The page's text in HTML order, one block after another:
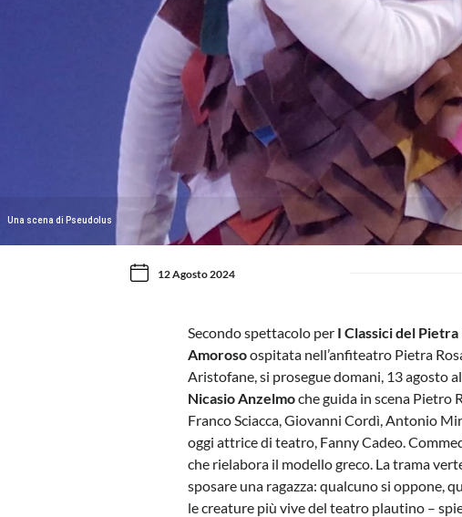
Una scena di Pseudolus
12 Agosto 2024
Secondo spettacolo per I Classici del Pietra
Amorosoospitata nell’anfiteatro Pietra
Aristofane, si prosegue domani, 13 agosto
Nicasio Anzelmoche guida in scena Pietro
Franco Sciacca, Giovanni Cordì, Antonio
oggi attrice di teatro, Fanny Cadeo.
che rielabora il modello greco. La trama
sposare una ragazza: qualcuno si oppone,
le creature più vive del teatro plautino –